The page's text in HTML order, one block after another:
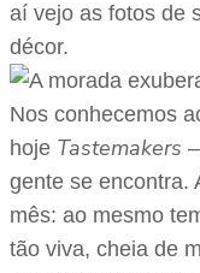
aí vejo as fotos de
décor.
Nos conhecemos
hoje Tastemakers
gente se encontra.
mês: ao mesmo
tão viva, cheia de